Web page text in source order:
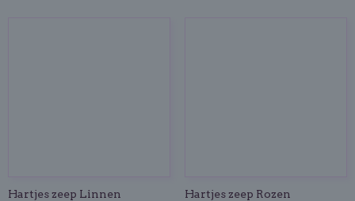
Hartjes zeep Linnen Hartjes zeep Rozen